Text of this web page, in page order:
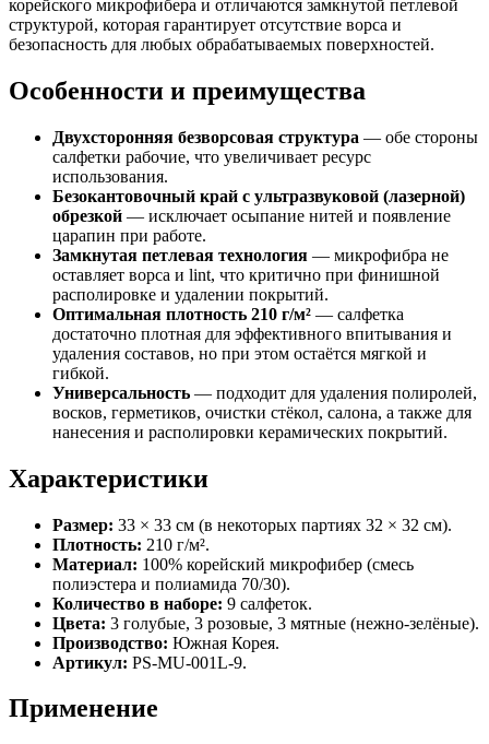
корейского микрофибера и отличаются замкнутой петлевой
структурой, которая гарантирует отсутствие ворса и
безопасность для любых обрабатываемых поверхностей.
Особенности и преимущества
Двухсторонняя безворсовая структура — обе стороны
салфетки рабочие, что увеличивает ресурс
использования.
Безокантовочный край с ультразвуковой (лазерной)
обрезкой — исключает осыпание нитей и появление
царапин при работе.
Замкнутая петлевая технология — микрофибра не
оставляет ворса и lint, что критично при финишной
располировке и удалении покрытий.
Оптимальная плотность 210 г/м² — салфетка
достаточно плотная для эффективного впитывания и
удаления составов, но при этом остаётся мягкой и
гибкой.
Универсальность — подходит для удаления полиролей,
восков, герметиков, очистки стёкол, салона, а также для
нанесения и располировки керамических покрытий.
Характеристики
Размер: 33 × 33 см (в некоторых партиях 32 × 32 см).
Плотность: 210 г/м².
Материал: 100% корейский микрофибер (смесь
полиэстера и полиамида 70/30).
Количество в наборе: 9 салфеток.
Цвета: 3 голубые, 3 розовые, 3 мятные (нежно-зелёные).
Производство: Южная Корея.
Артикул: PS-MU-001L-9.
Применение